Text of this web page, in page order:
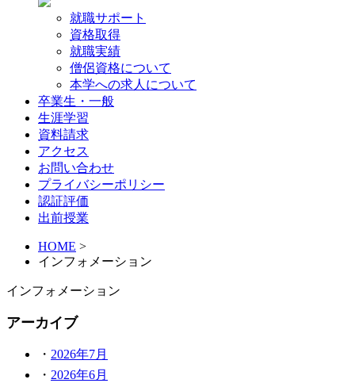
就職サポート
資格取得
就職実績
僧侶資格について
本学への求人について
卒業生・一般
生涯学習
資料請求
アクセス
お問い合わせ
プライバシーポリシー
認証評価
出前授業
HOME >
インフォメーション
インフォメーション
アーカイブ
2026年7月
2026年6月